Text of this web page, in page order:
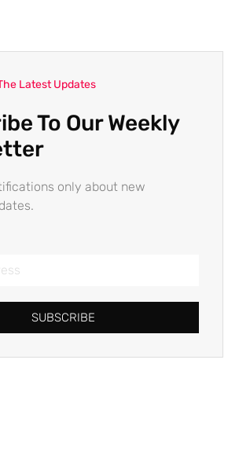
Latest Updates
To Our Weekly
only about new
SUBSCRIBE